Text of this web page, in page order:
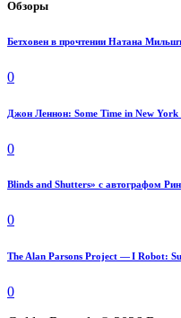
Обзоры
Бетховен в прочтении Натана
0
Джон Леннон: Some Time in New York
0
Blinds and Shutters» с автографом
0
The Alan Parsons Project — I Robot:
0